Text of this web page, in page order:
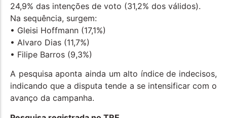
24,9% das intenções de voto (31,2% dos válidos).
Na sequência, surgem:
• Gleisi Hoffmann (17,1%)
• Alvaro Dias (11,7%)
• Filipe Barros (9,3%)
A pesquisa aponta ainda um alto índice de indecisos,
indicando que a disputa tende a se intensificar com o
avanço da campanha.